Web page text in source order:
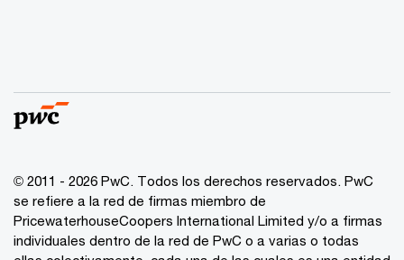
© 2011 - 2026 PwC. Todos los derechos reservados. PwC
se refiere a la red de firmas miembro de
PricewaterhouseCoopers International Limited y/o a firmas
individuales dentro de la red de PwC o a varias o todas